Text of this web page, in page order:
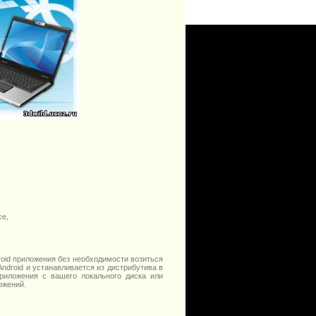
приложения без необходимости возиться
и устанавливается из дистрибутива в
с вашего локального диска или